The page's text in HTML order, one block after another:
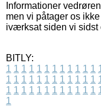
Informationer
men vi påtager os
iværksat siden vi sidst
BITLY:
1 1 1 1 1 1 1 1 1 1 1 1
1 1 1 1 1 1 1 1 1 1 1 1
1 1 1 1 1 1 1 1 1 1 1 1
1